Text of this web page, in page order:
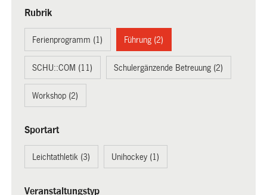
Rubrik
Ferienprogramm (1) Führung (2)
SCHU::COM (11) Schulergänzende Betreuung (2)
Workshop (2)
Sportart
Leichtathletik (3) Unihockey (1)
Veranstaltungstyp